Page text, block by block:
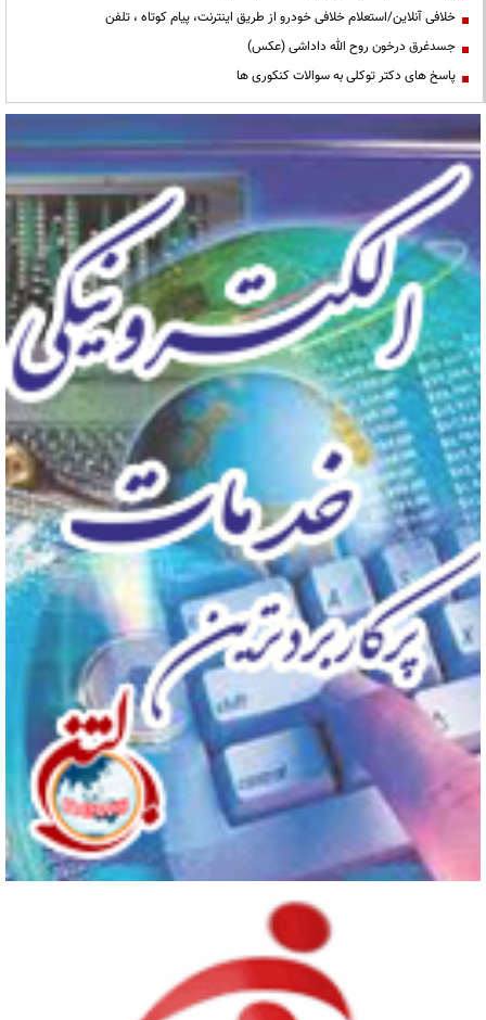
خلافی آنلاین/استعلام خلافی خودرو از طریق اینترنت، پیام کوتاه ، تلفن
جسدغرق درخون روح الله داداشی (عکس)
پاسخ های دکتر توکلی به سوالات کنکوری ها